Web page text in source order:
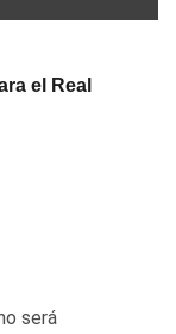
el Real
será